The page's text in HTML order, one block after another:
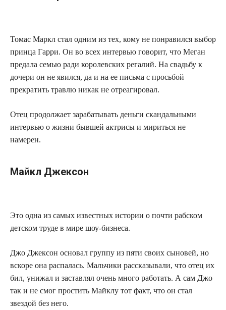
Томас Маркл стал одним из тех, кому не понравился выбор
принца Гарри. Он во всех интервью говорит, что Меган
предала семью ради королевских регалий. На свадьбу к
дочери он не явился, да и на ее письма с просьбой
прекратить травлю никак не отреагировал.
Отец продолжает зарабатывать деньги скандальными
интервью о жизни бывшей актрисы и мириться не
намерен.
Майкл Джексон
Это одна из самых известных истории о почти рабском
детском труде в мире шоу-бизнеса.
Джо Джексон основал группу из пяти своих сыновей, но
вскоре она распалась. Мальчики рассказывали, что отец их
бил, унижал и заставлял очень много работать. А сам Джо
так и не смог простить Майклу тот факт, что он стал
звездой без него.